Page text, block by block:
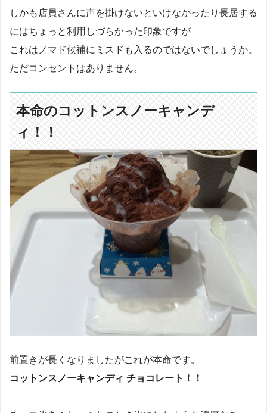
しかも店員さんに声を掛けないといけなかったり長居する
にはちょっと利用しづらかった印象ですが
これはノマド候補にミスドも入るのではないでしょうか。
ただコンセントはありません。
本命のコットンスノーキャンデ
ィ！！
前置きが長くなりましたがこれが本命です。
コットンスノーキャンディ チョコレート！！